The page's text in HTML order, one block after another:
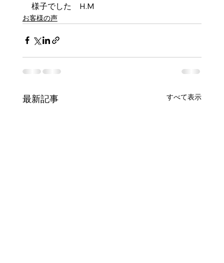
様子でした　H.M
お客様の声
最新記事 すべて表示